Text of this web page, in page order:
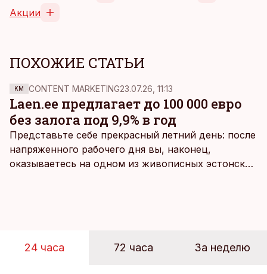
Акции
ПОХОЖИЕ СТАТЬИ
KM CONTENT MARKETING23.07.26, 11:13
Laen.ee предлагает до 100 000 евро
без залога под 9,9% в год
Представьте себе прекрасный летний день: после
напряженного рабочего дня вы, наконец,
оказываетесь на одном из живописных эстонских
24 часа 72 часа За неделю